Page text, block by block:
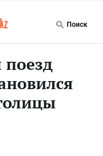
Поиск